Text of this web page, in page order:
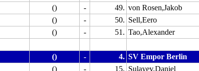
() - 49. von Rosen,Jakob
() - 50. Sell,Eero
() - 51. Tao,Alexander
() - 4. SV Empor Berlin
() - 15. Sulayev,Daniel